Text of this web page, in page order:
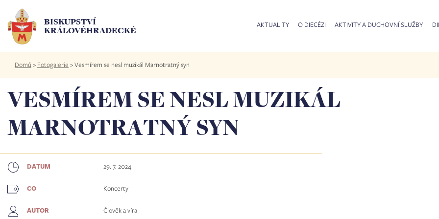
hlavnímu
obsahu
BISKUPSTVÍ
KRÁLOVÉHRADECKÉ
AKTUALITY O DIECÉZI AKTIVITY A DUCHOVNÍ SLUŽBY
Drobečková
navigace
Domů > Fotogalerie >Vesmírem se nesl muzikál Marnotratný syn
VESMÍREM SE NESL MUZIKÁL
MARNOTRATNÝ SYN
DATUM 29. 7. 2024
CO Koncerty
AUTOR Člověk a víra